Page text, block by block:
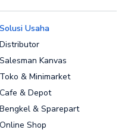
Solusi Usaha
Distributor
Salesman Kanvas
Toko & Minimarket
Cafe & Depot
Bengkel & Sparepart
Online Shop